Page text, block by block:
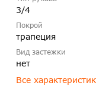
3/4
Покрой
трапеция
Вид застежки
нет
Все